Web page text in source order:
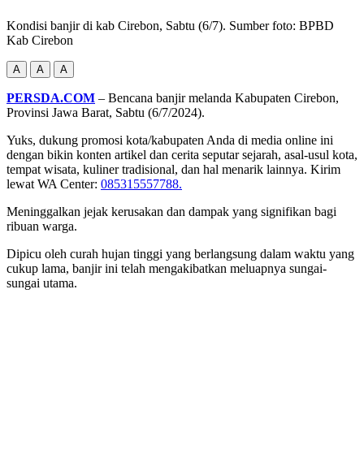
Kondisi banjir di kab Cirebon, Sabtu (6/7). Sumber foto: BPBD
Kab Cirebon
A A A
PERSDA.COM – Bencana banjir melanda Kabupaten Cirebon,
Provinsi Jawa Barat, Sabtu (6/7/2024).
Yuks, dukung promosi kota/kabupaten Anda di media online ini
dengan bikin konten artikel dan cerita seputar sejarah, asal-usul kota,
tempat wisata, kuliner tradisional, dan hal menarik lainnya. Kirim
lewat WA Center: 085315557788.
Meninggalkan jejak kerusakan dan dampak yang signifikan bagi
ribuan warga.
Dipicu oleh curah hujan tinggi yang berlangsung dalam waktu yang
cukup lama, banjir ini telah mengakibatkan meluapnya sungai-
sungai utama.